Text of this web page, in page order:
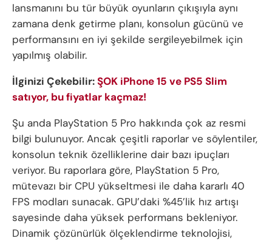
lansmanını bu tür büyük oyunların çıkışıyla aynı
zamana denk getirme planı, konsolun gücünü ve
performansını en iyi şekilde sergileyebilmek için
yapılmış olabilir.
İlginizi Çekebilir:ŞOK iPhone 15 ve PS5 Slim
satıyor, bu fiyatlar kaçmaz!
Şu anda PlayStation 5 Pro hakkında çok az resmi
bilgi bulunuyor. Ancak çeşitli raporlar ve söylentiler,
konsolun teknik özelliklerine dair bazı ipuçları
veriyor. Bu raporlara göre, PlayStation 5 Pro,
mütevazı bir CPU yükseltmesi ile daha kararlı 40
FPS modları sunacak. GPU’daki %45’lik hız artışı
sayesinde daha yüksek performans bekleniyor.
Dinamik çözünürlük ölçeklendirme teknolojisi,